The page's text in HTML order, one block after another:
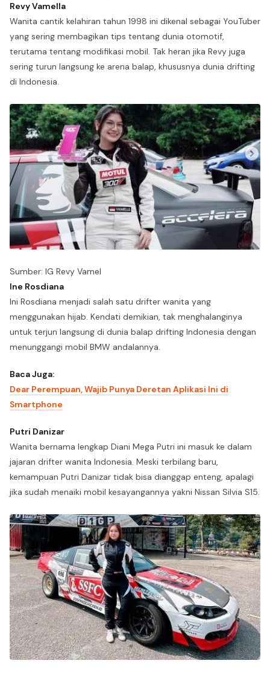
Revy Vamella
Wanita cantik kelahiran tahun 1998 ini dikenal sebagai YouTuber
yang sering membagikan tips tentang dunia otomotif,
terutama tentang modifikasi mobil. Tak heran jika Revy juga
sering turun langsung ke arena balap, khususnya dunia drifting
di Indonesia.
Sumber: IG Revy Vamel
Ine Rosdiana
Ini Rosdiana menjadi salah satu drifter wanita yang
menggunakan hijab. Kendati demikian, tak menghalanginya
untuk terjun langsung di dunia balap drifting Indonesia dengan
menunggangi mobil BMW andalannya.
Baca Juga:
Dear Perempuan, Wajib Punya Deretan Aplikasi Ini di
Smartphone
Putri Danizar
Wanita bernama lengkap Diani Mega Putri ini masuk ke dalam
jajaran drifter wanita Indonesia. Meski terbilang baru,
kemampuan Putri Danizar tidak bisa dianggap enteng, apalagi
jika sudah menaiki mobil kesayangannya yakni Nissan Silvia S15.